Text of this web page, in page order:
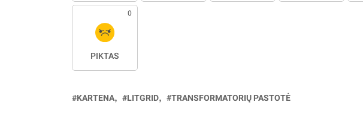
0
PIKTAS
KARTENA LITGRID TRANSFORMATORIŲ PASTOTĖ